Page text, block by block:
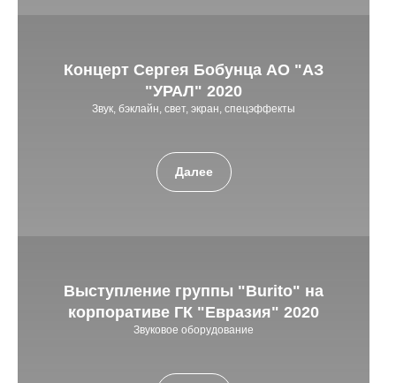
Концерт Сергея Бобунца АО "АЗ
"УРАЛ" 2020
Звук, бэклайн, свет, экран, спецэффекты
Далее
Выступление группы "Burito" на
корпоративе ГК "Евразия" 2020
Звуковое оборудование